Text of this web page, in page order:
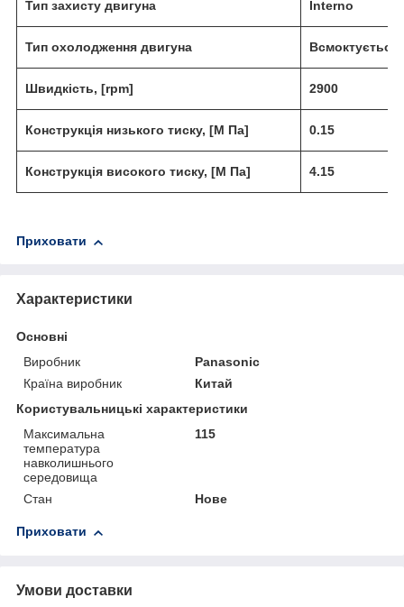
Тип захисту двигуна Interno
Тип охолодження двигуна Всмоктується
Швидкість, [rpm] 2900
Конструкція низького тиску, [М Па] 0.15
Конструкція високого тиску, [М Па] 4.15
Приховати
Характеристики
Основні
Виробник
Panasonic
Країна виробник
Китай
Користувальницькі характеристики
Максимальна
температура
навколишнього
середовища
115
Стан Нове
Приховати
Умови доставки